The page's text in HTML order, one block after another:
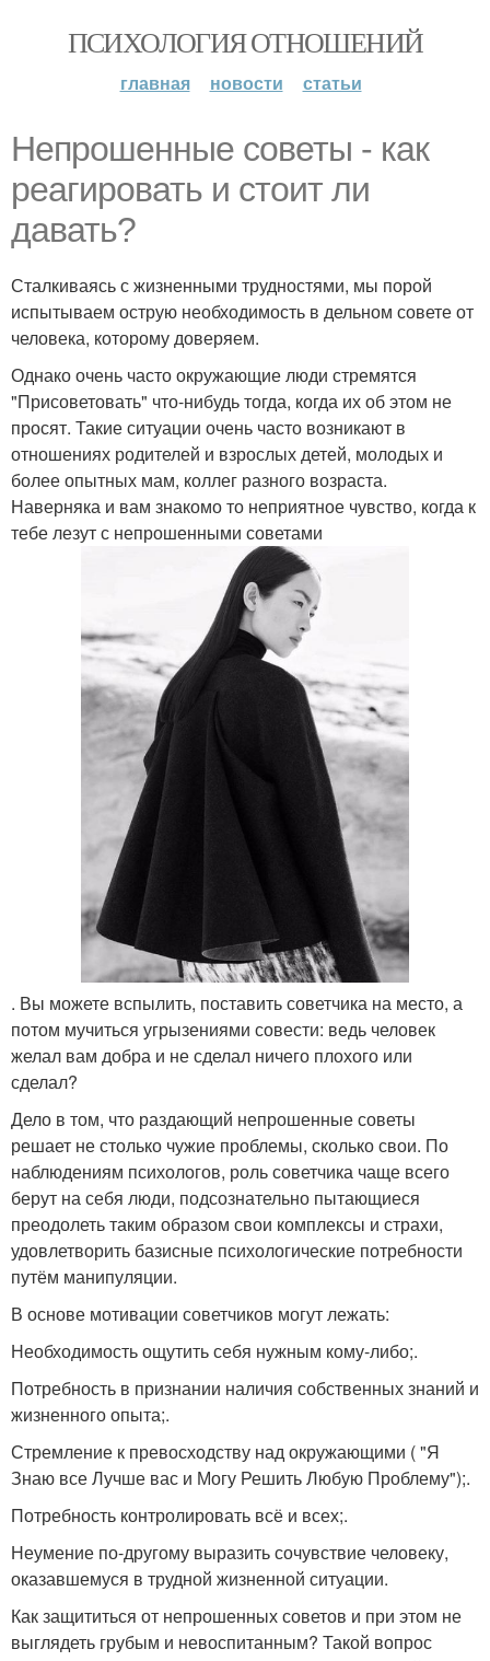
ПСИХОЛОГИЯ ОТНОШЕНИЙ
главная новости статьи
Непрошенные советы - как
реагировать и стоит ли
давать?
Сталкиваясь с жизненными трудностями, мы порой
испытываем острую необходимость в дельном совете от
человека, которому доверяем.
Однако очень часто окружающие люди стремятся
"Присоветовать" что-нибудь тогда, когда их об этом не
просят. Такие ситуации очень часто возникают в
отношениях родителей и взрослых детей, молодых и
более опытных мам, коллег разного возраста.
Наверняка и вам знакомо то неприятное чувство, когда к
тебе лезут с непрошенными советами
. Вы можете вспылить, поставить советчика на место, а
потом мучиться угрызениями совести: ведь человек
желал вам добра и не сделал ничего плохого или
сделал?
Дело в том, что раздающий непрошенные советы
решает не столько чужие проблемы, сколько свои. По
наблюдениям психологов, роль советчика чаще всего
берут на себя люди, подсознательно пытающиеся
преодолеть таким образом свои комплексы и страхи,
удовлетворить базисные психологические потребности
путём манипуляции.
В основе мотивации советчиков могут лежать:
Необходимость ощутить себя нужным кому-либо;.
Потребность в признании наличия собственных знаний и
жизненного опыта;.
Стремление к превосходству над окружающими ( "Я
Знаю все Лучше вас и Могу Решить Любую Проблему");.
Потребность контролировать всё и всех;.
Неумение по-другому выразить сочувствие человеку,
оказавшемуся в трудной жизненной ситуации.
Как защититься от непрошенных советов и при этом не
выглядеть грубым и невоспитанным? Такой вопрос